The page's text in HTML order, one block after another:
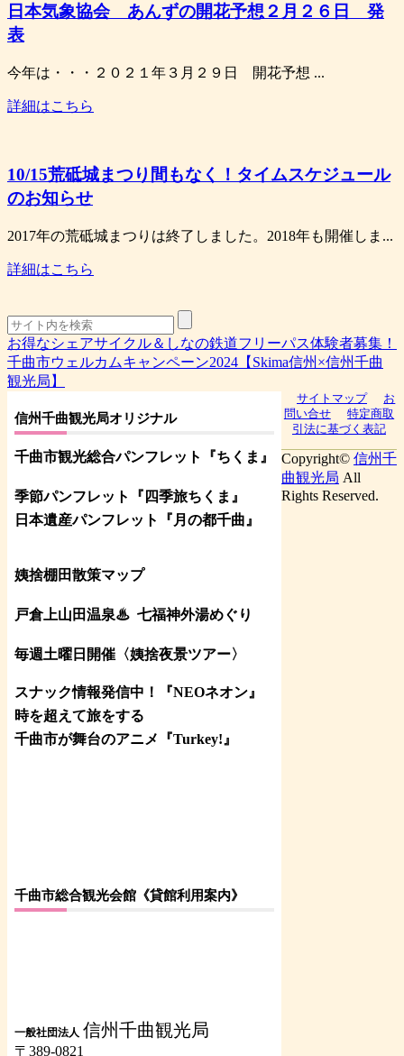
日本気象協会 あんずの開花予想２月２６日 発
表
今年は・・・２０２１年３月２９日 開花予想 ...
詳細はこちら
10/15荒砥城まつり間もなく！タイムスケジュール
のお知らせ
2017年の荒砥城まつりは終了しました。2018年も開催しま...
詳細はこちら
お得なシェアサイクル＆しなの鉄道フリーパス体験者募集！
千曲市ウェルカムキャンペーン2024【Skima信州×信州千曲
観光局】
信州千曲観光局オリジナル
千曲市観光総合パンフレット 『ちくま』
季節パンフレット『四季旅ちくま』
日本遺産パンフレット
『月の都千曲』
姨捨棚田散策マップ
戸倉上山田温泉♨ 七福神外湯めぐり
毎週土曜日開催〈姨捨夜景ツアー〉
スナック情報発信中！『NEOネオン』
時を超えて旅をする
千曲市が舞台のアニメ『Turkey!』
千曲市総合観光会館《貸館利用案内》
一般社団法人 信州千曲観光局
〒389-0821
サイトマップ
お
問い合せ
特定商取
引法に基づく表記
Copyright© 信州千
曲観光局 All
Rights Reserved.